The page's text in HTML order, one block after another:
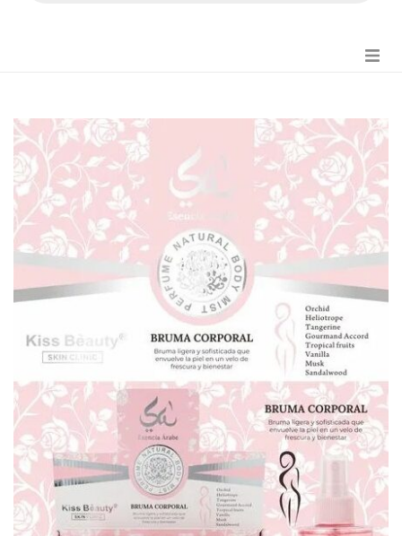
FIANZA TIKTOK
MODA CHICA
BEAUTY
PERFUMES
BISUTERIA
BOLSOS Y MONEDEROS
CALZADO
COMPLEMENTOS